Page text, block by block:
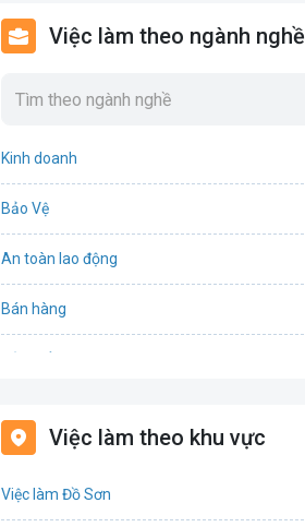
Việc làm theo ngành nghề
Kinh doanh
Bảo Vệ
An toàn lao động
Bán hàng
Biên phiên dịch
Việc làm theo khu vực
Việc làm Đồ Sơn